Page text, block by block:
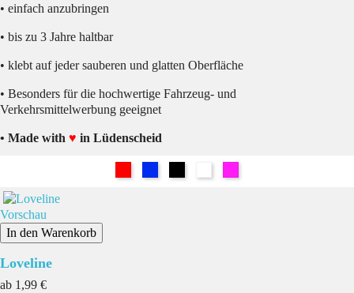
• einfach anzubringen
• bis zu 3 Jahre haltbar
• klebt auf jeder sauberen und glatten Oberfläche
• Besonders für die hochwertige Fahrzeug- und
Verkehrsmittelwerbung geeignet
• Made with ♥ in Lüdenscheid
Vorschau
In den Warenkorb
Loveline
ab Preis
1,99 €